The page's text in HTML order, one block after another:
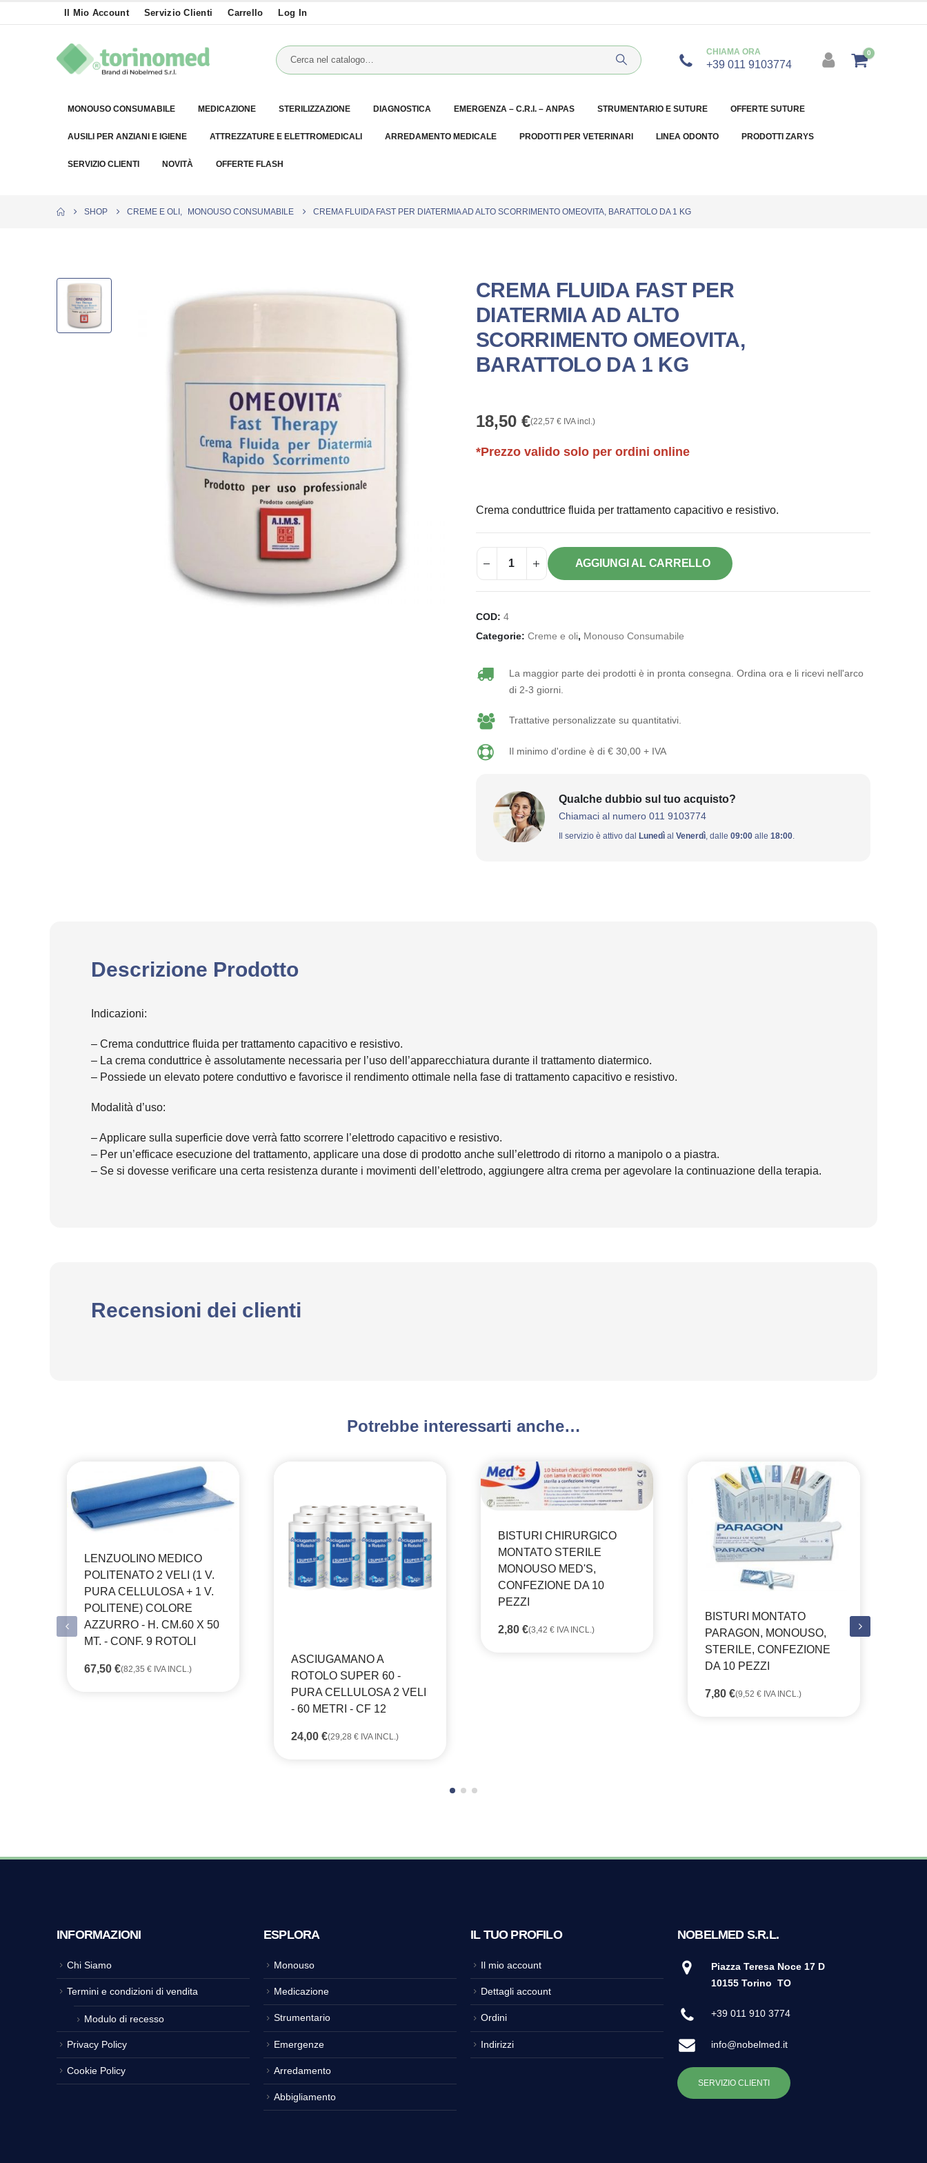
Il Mio Account Servizio Clienti Carrello Log In
CHIAMA ORA
+39 011 9103774
0
MONOUSO CONSUMABILE MEDICAZIONE STERILIZZAZIONE DIAGNOSTICA EMERGENZA – C.R.I. – ANPAS STRUMENTARIO E SUTURE OFFERTE SUTURE
AUSILI PER ANZIANI E IGIENE ATTREZZATURE E ELETTROMEDICALI ARREDAMENTO MEDICALE PRODOTTI PER VETERINARI LINEA ODONTO PRODOTTI ZARYS
SERVIZIO CLIENTI NOVITÀ OFFERTE FLASH
SHOP CREME E OLI MONOUSO CONSUMABILE CREMA FLUIDA FAST PER DIATERMIA AD ALTO SCORRIMENTO OMEOVITA, BARATTOLO DA 1 KG
CREMA FLUIDA FAST PER
DIATERMIA AD ALTO
SCORRIMENTO OMEOVITA,
BARATTOLO DA 1 KG
18,50 €(22,57 €IVA incl.)
*Prezzo valido solo per ordini online
Crema conduttrice fluida per trattamento capacitivo e resistivo.
AGGIUNGI AL CARRELLO
COD: 4
Categorie: Creme e oli, Monouso Consumabile
La maggior parte dei prodotti è in pronta consegna. Ordina ora e li ricevi nell'arco
di 2-3 giorni.
Trattative personalizzate su quantitativi.
Il minimo d'ordine è di € 30,00 + IVA
Qualche dubbio sul tuo acquisto?
Chiamaci al numero 011 9103774
Il servizio è attivo dal Lunedìal Venerdì, dalle 09:00alle 18:00.
Descrizione Prodotto
Indicazioni:
– Crema conduttrice fluida per trattamento capacitivo e resistivo.
– La crema conduttrice è assolutamente necessaria per l’uso dell’apparecchiatura durante il trattamento diatermico.
– Possiede un elevato potere conduttivo e favorisce il rendimento ottimale nella fase di trattamento capacitivo e resistivo.
Modalità d’uso:
– Applicare sulla superficie dove verrà fatto scorrere l’elettrodo capacitivo e resistivo.
– Per un’efficace esecuzione del trattamento, applicare una dose di prodotto anche sull’elettrodo di ritorno a manipolo o a piastra.
– Se si dovesse verificare una certa resistenza durante i movimenti dell’elettrodo, aggiungere altra crema per agevolare la continuazione della terapia.
Recensioni dei clienti
Potrebbe interessarti anche…
LENZUOLINO MEDICO
POLITENATO 2 VELI (1 V.
PURA CELLULOSA + 1 V.
POLITENE) COLORE
AZZURRO - H. CM.60 X 50
MT. - CONF. 9 ROTOLI
67,50 €(82,35 € IVA INCL.)
ASCIUGAMANO A
ROTOLO SUPER 60 -
PURA CELLULOSA 2 VELI
- 60 METRI - CF 12
24,00 €(29,28 € IVA INCL.)
BISTURI CHIRURGICO
MONTATO STERILE
MONOUSO MED'S,
CONFEZIONE DA 10
PEZZI
2,80 €(3,42 € IVA INCL.)
BISTURI MONTATO
PARAGON, MONOUSO,
STERILE, CONFEZIONE
DA 10 PEZZI
7,80 €(9,52 € IVA INCL.)
INFORMAZIONI
Chi Siamo
Termini e condizioni di vendita
Modulo di recesso
Privacy Policy
Cookie Policy
ESPLORA
Monouso
Medicazione
Strumentario
Emergenze
Arredamento
Abbigliamento
IL TUO PROFILO
Il mio account
Dettagli account
Ordini
Indirizzi
NOBELMED S.R.L.
Piazza Teresa Noce 17 D
10155 Torino TO
+39 011 910 3774
info@nobelmed.it
SERVIZIO CLIENTI